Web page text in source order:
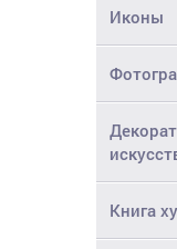
Иконы
Книга